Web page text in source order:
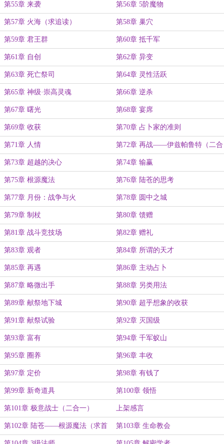
第55章 来袭 第56章 5阶魔物
第57章 火海（求追读） 第58章 巢穴
第59章 君王群 第60章 抵千军
第61章 自创 第62章 异变
第63章 死亡祭司 第64章 灵性活跃
第65章 神级·崇高灵魂 第66章 逆杀
第67章 曙光 第68章 宴席
第69章 收获 第70章 占卜家的准则
第71章 人情 第72章 再战——伊兹帕鲁特（二合
一）
第73章 超越的决心 第74章 输赢
第75章 根源魔法 第76章 陆苍的思考
第77章 月份：战争与火 第78章 圆中之城
第79章 制杖 第80章 馈赠
第81章 战斗竞技场 第82章 赠礼
第83章 观者 第84章 所谓的天才
第85章 再遇 第86章 主动占卜
第87章 略微出手 第88章 另类用法
第89章 献祭地下城 第90章 超乎想象的收获
第91章 献祭试验 第92章 灭国级
第93章 富有 第94章 千军蚁山
第95章 圈养 第96章 丰收
第97章 定价 第98章 有钱了
第99章 新奇道具 第100章 领悟
第101章 极意战士（二合一） 上架感言
第102章 陆苍——根源魔法（求首 第103章 生命教会